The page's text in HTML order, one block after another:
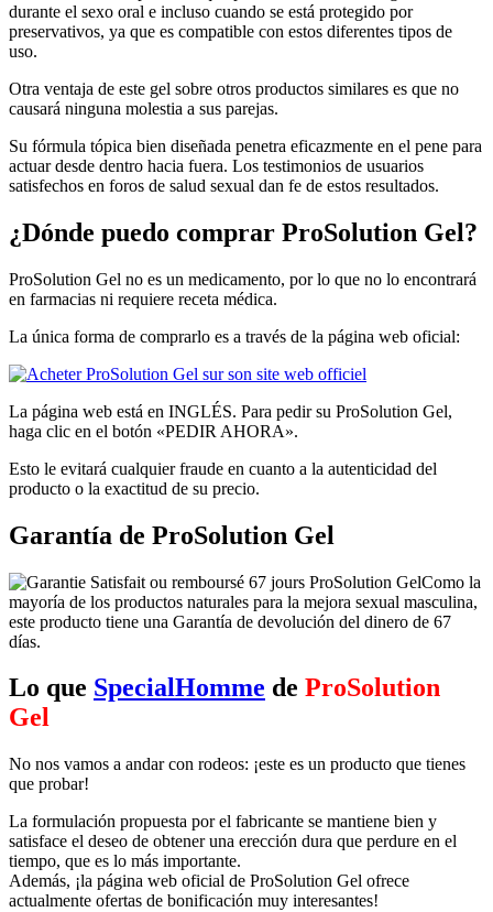
durante el sexo oral e incluso cuando se está protegido por
preservativos, ya que es compatible con estos diferentes tipos de
uso.
Otra ventaja de este gel sobre otros productos similares es que no
causará ninguna molestia a sus parejas.
Su fórmula tópica bien diseñada penetra eficazmente en el pene para
actuar desde dentro hacia fuera. Los testimonios de usuarios
satisfechos en foros de salud sexual dan fe de estos resultados.
¿Dónde puedo comprar ProSolution Gel?
ProSolution Gel no es un medicamento, por lo que no lo encontrará
en farmacias ni requiere receta médica.
La única forma de comprarlo es a través de la página web oficial:
La página web está en INGLÉS. Para pedir su ProSolution Gel,
haga clic en el botón «PEDIR AHORA».
Esto le evitará cualquier fraude en cuanto a la autenticidad del
producto o la exactitud de su precio.
Garantía de ProSolution Gel
Como la
mayoría de los productos naturales para la mejora sexual masculina,
este producto tiene una Garantía de devolución del dinero de 67
días.
Lo que SpecialHomme de ProSolution
Gel
No nos vamos a andar con rodeos: ¡este es un producto que tienes
que probar!
La formulación propuesta por el fabricante se mantiene bien y
satisface el deseo de obtener una erección dura que perdure en el
tiempo, que es lo más importante.
Además, ¡la página web oficial de ProSolution Gel ofrece
actualmente ofertas de bonificación muy interesantes!